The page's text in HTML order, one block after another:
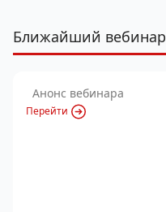
Ближайший вебинар
Анонс вебинара
Перейти